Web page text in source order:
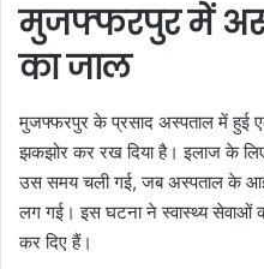
मुजफ्फरपुर में
का जाल
मुजफ्फरपुर के प्रसाद अस्पताल में हुई
झकझोर कर रख दिया है। इलाज के लिए
उस समय चली गई, जब अस्पताल के
लग गई। इस घटना ने स्वास्थ्य सेवाओं
कर दिए हैं।